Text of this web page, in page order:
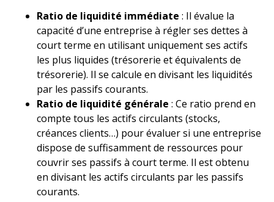
Ratio de liquidité immédiate : Il évalue la
capacité d’une entreprise à régler ses dettes à
court terme en utilisant uniquement ses actifs
les plus liquides (trésorerie et équivalents de
trésorerie). Il se calcule en divisant les liquidités
par les passifs courants.
Ratio de liquidité générale : Ce ratio prend en
compte tous les actifs circulants (stocks,
créances clients…) pour évaluer si une entreprise
dispose de suffisamment de ressources pour
couvrir ses passifs à court terme. Il est obtenu
en divisant les actifs circulants par les passifs
courants.